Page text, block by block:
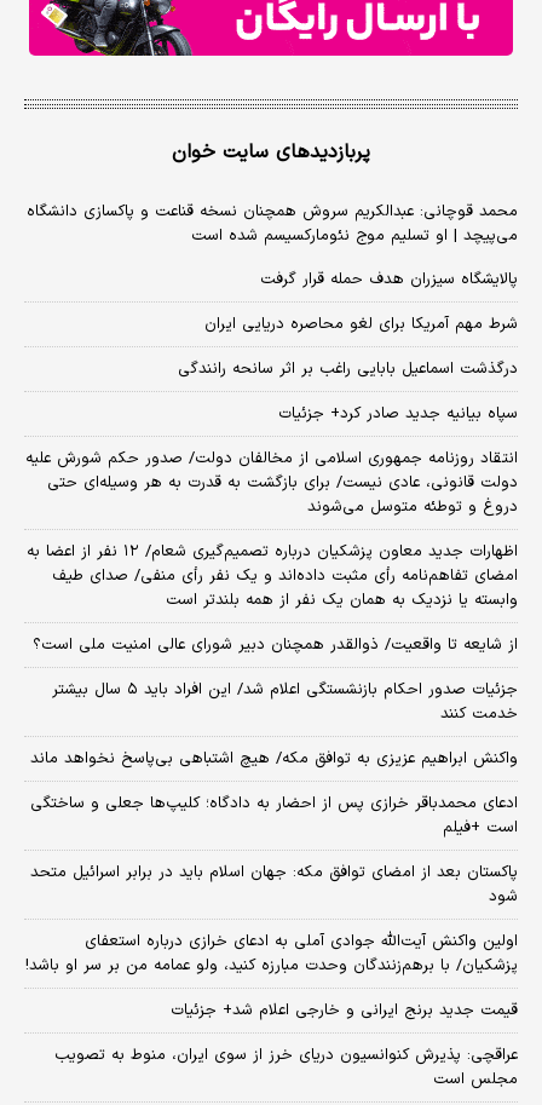
پربازدیدهای سایت خوان
محمد قوچانی: عبدالکریم سروش همچنان نسخه قناعت و پاکسازی دانشگاه
می‌پیچد | او تسلیم موج نئومارکسیسم شده است
پالایشگاه سیزران هدف حمله قرار گرفت
شرط مهم آمریکا برای لغو محاصره دریایی ایران
درگذشت اسماعیل بابایی راغب بر اثر سانحه رانندگی
سپاه بیانیه جدید صادر کرد+ جزئیات
انتقاد روزنامه جمهوری اسلامی از مخالفان دولت/ صدور حکم شورش علیه
دولت قانونی، عادی نیست/ برای بازگشت به قدرت به هر وسیله‌ای حتی
دروغ و توطئه متوسل می‌شوند
اظهارات جدید معاون پزشکیان درباره تصمیم‌گیری شعام/ ۱۲ نفر از اعضا به
امضای تفاهم‌نامه رأی مثبت داده‌اند و یک نفر رأی منفی/ صدای طیف
وابسته یا نزدیک به همان یک نفر از همه بلندتر است
از شایعه تا واقعیت/ ذوالقدر همچنان دبیر شورای ‌عالی امنیت ملی است؟
جزئیات صدور احکام بازنشستگی اعلام شد/ این افراد باید ۵ سال بیشتر
خدمت کنند
واکنش ابراهیم عزیزی به توافق مکه/ هیچ اشتباهی بی‌پاسخ نخواهد ماند
ادعای محمدباقر خرازی پس از احضار به دادگاه؛ کلیپ‌ها جعلی و ساختگی
است +فیلم
پاکستان بعد از امضای توافق مکه: جهان اسلام باید در برابر اسرائیل متحد
شود
اولین واکنش آیت‌الله جوادی آملی به ادعای خرازی درباره استعفای
پزشکیان/ با برهم‌زنندگان وحدت مبارزه کنید، ولو عمامه من بر سر او باشد!
قیمت جدید برنج ایرانی و خارجی اعلام شد+ جزئیات
عراقچی: پذیرش کنوانسیون دریای خرز از سوی ایران، منوط به تصویب
مجلس است